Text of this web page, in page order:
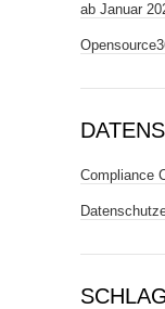
ab Januar
Compliance